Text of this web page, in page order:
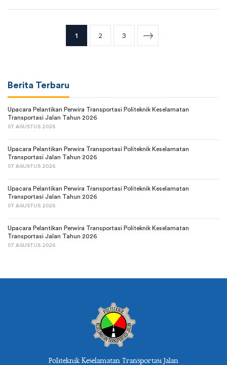
1 2 3
Berita Terbaru
Upacara Pelantikan Perwira Transportasi Politeknik Keselamatan
Transportasi Jalan Tahun 2026
07 AGUSTUS 2026
Upacara Pelantikan Perwira Transportasi Politeknik Keselamatan
Transportasi Jalan Tahun 2026
07 AGUSTUS 2026
Upacara Pelantikan Perwira Transportasi Politeknik Keselamatan
Transportasi Jalan Tahun 2026
07 AGUSTUS 2026
Upacara Pelantikan Perwira Transportasi Politeknik Keselamatan
Transportasi Jalan Tahun 2026
07 AGUSTUS 2026
Politeknik Keselamatan Transportasi Jalan